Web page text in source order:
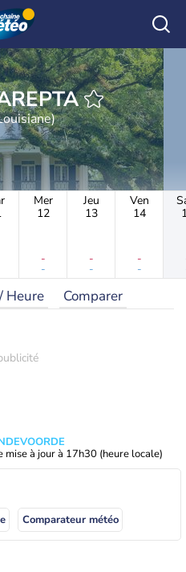
SAREPTA
Mer
12
-
-
Jeu
13
-
-
Ven
14
-
-
Heure Comparer
mise à jour à 17h30 (heure locale)
Comparateur météo